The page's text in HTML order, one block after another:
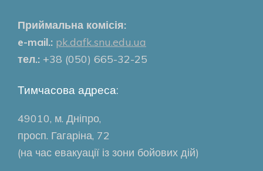
Приймальна комісія:
e-mail.: pk.dafk.snu.edu.ua
тел.: +38 (050) 665-32-25
Тимчасова адреса:
49010, м. Дніпро,
просп. Гагаріна, 72
(на час евакуації із зони бойових дій)